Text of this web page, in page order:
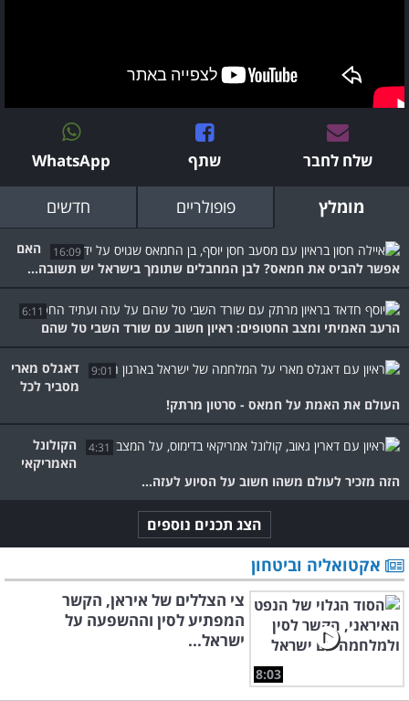
שלח לחבר שתף WhatsApp
מומלץ פופולריים חדשים
16:09
האם
אפשר להביס את חמאס? לבן המחבלים שתומך בישראל יש תשובה...
6:11
הרעב האמיתי ומצב החטופים: ראיון חשוב עם שורד השבי טל שהם
9:01
דאגלס מארי
מסביר לכל
העולם את האמת על חמאס - סרטון מרתק!
4:31
הקולונל
האמריקאי
הזה מזכיר לעולם משהו חשוב על הסיוע לעזה...
הצג תכנים נוספים
אקטואליה וביטחון
8:03
צי הצללים של איראן, הקשר
המפתיע לסין וההשפעה על
ישראל...